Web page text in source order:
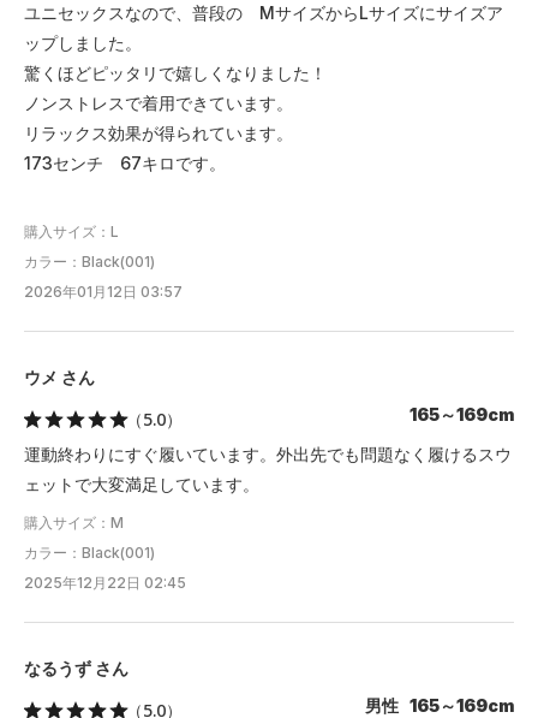
ユニセックスなので、普段の MサイズからLサイズにサイズア
ップしました。
驚くほどピッタリで嬉しくなりました！
ノンストレスで着用できています。
リラックス効果が得られています。
173センチ 67キロです。
購入サイズ：L
カラー：Black(001)
2026年01月12日 03:57
ウメ さん
（5.0）
165～169cm
運動終わりにすぐ履いています。外出先でも問題なく履けるスウ
ェットで大変満足しています。
購入サイズ：M
カラー：Black(001)
2025年12月22日 02:45
なるうず さん
（5.0）
男性 165～169cm